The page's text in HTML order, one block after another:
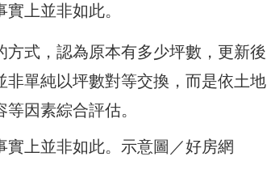
上並非如此。
式，認為原本有多少坪數，更新後
單純以坪數對等交換，而是依土地
因素綜合評估。
上並非如此。示意圖／好房網